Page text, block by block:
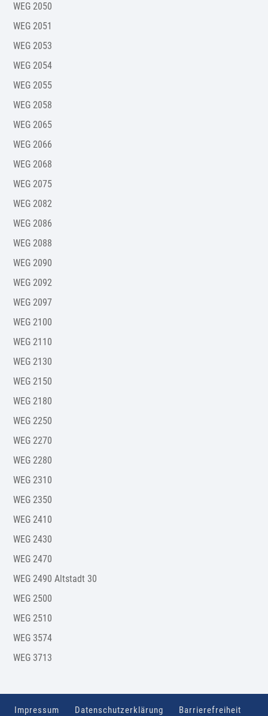
WEG 2050
WEG 2051
WEG 2053
WEG 2054
WEG 2055
WEG 2058
WEG 2065
WEG 2066
WEG 2068
WEG 2075
WEG 2082
WEG 2086
WEG 2088
WEG 2090
WEG 2092
WEG 2097
WEG 2100
WEG 2110
WEG 2130
WEG 2150
WEG 2180
WEG 2250
WEG 2270
WEG 2280
WEG 2310
WEG 2350
WEG 2410
WEG 2430
WEG 2470
WEG 2490 Altstadt 30
WEG 2500
WEG 2510
WEG 3574
WEG 3713
Impressum Datenschutzerklärung Barrierefreiheit